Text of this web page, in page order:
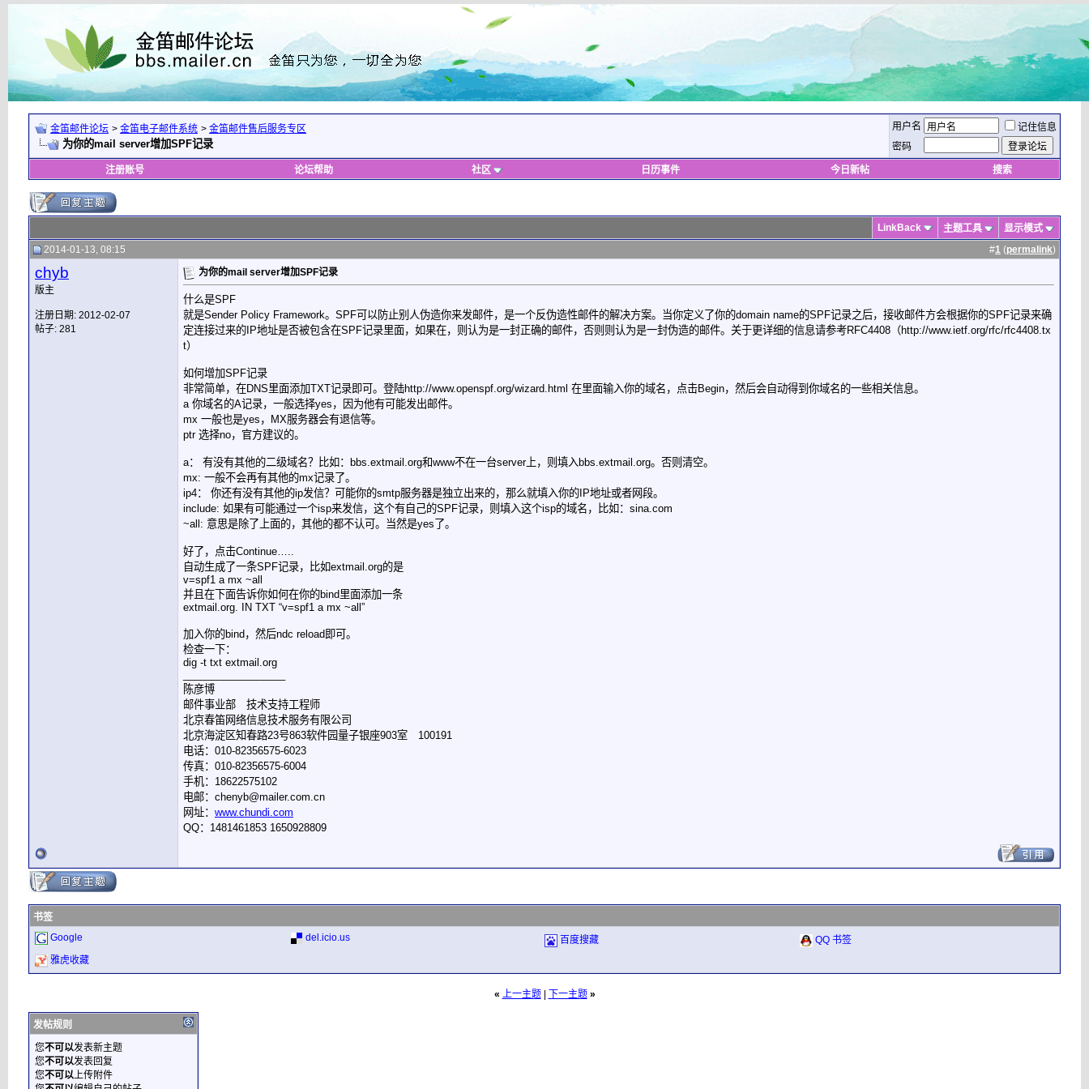
金笛邮件论坛 > 金笛电子邮件系统 > 金笛邮件售后服务专区
为你的mail server增加SPF记录
用户名
记住信息
密码
注册账号 论坛帮助 社区 日历事件 今日新帖 搜索
LinkBack 主题工具
显示模式
2014-01-13, 08:15
#1 (permalink)
chyb
版主
注册日期: 2012-02-07
帖子: 281
为你的mail server增加SPF记录
什么是SPF
就是Sender Policy Framework。SPF可以防止别人伪造你来发邮件，是一个反伪造性邮件的解决方案。当你定义了你的domain name的SPF记录之后，接收邮件方会根据你的SPF记录来确
定连接过来的IP地址是否被包含在SPF记录里面，如果在，则认为是一封正确的邮件，否则则认为是一封伪造的邮件。关于更详细的信息请参考RFC4408（http://www.ietf.org/rfc/rfc4408.tx
t）
如何增加SPF记录
非常简单，在DNS里面添加TXT记录即可。登陆http://www.openspf.org/wizard.html 在里面输入你的域名，点击Begin，然后会自动得到你域名的一些相关信息。
a 你域名的A记录，一般选择yes，因为他有可能发出邮件。
mx 一般也是yes，MX服务器会有退信等。
ptr 选择no，官方建议的。
a： 有没有其他的二级域名？比如：bbs.extmail.org和www不在一台server上，则填入bbs.extmail.org。否则清空。
mx: 一般不会再有其他的mx记录了。
ip4： 你还有没有其他的ip发信？可能你的smtp服务器是独立出来的，那么就填入你的IP地址或者网段。
include: 如果有可能通过一个isp来发信，这个有自己的SPF记录，则填入这个isp的域名，比如：sina.com
~all: 意思是除了上面的，其他的都不认可。当然是yes了。
好了，点击Continue…..
自动生成了一条SPF记录，比如extmail.org的是
v=spf1 a mx ~all
并且在下面告诉你如何在你的bind里面添加一条
extmail.org. IN TXT “v=spf1 a mx ~all”
加入你的bind，然后ndc reload即可。
检查一下：
dig -t txt extmail.org
陈彦博
邮件事业部 技术支持工程师
北京春笛网络信息技术服务有限公司
北京海淀区知春路23号863软件园量子银座903室 100191
电话：010-82356575-6023
传真：010-82356575-6004
手机：18622575102
电邮：chenyb@mailer.com.cn
网址： www.chundi.com
QQ：1481461853 1650928809
书签
Google
del.icio.us 百度搜藏
QQ 书签
雅虎收藏
« 上一主题| 下一主题 »
发帖规则
您不可以发表新主题
您不可以发表回复
您不可以上传附件